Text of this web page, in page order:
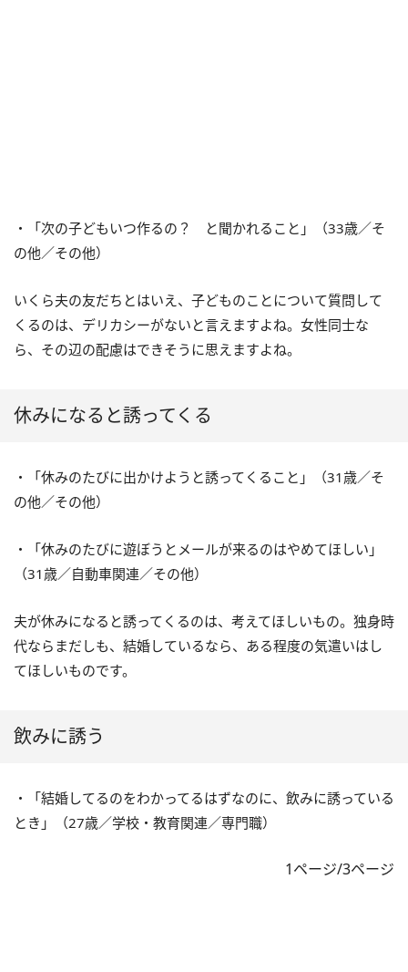
・「次の子どもいつ作るの？ と聞かれること」（33歳／そ
の他／その他）
いくら夫の友だちとはいえ、子どものことについて質問して
くるのは、デリカシーがないと言えますよね。女性同士な
ら、その辺の配慮はできそうに思えますよね。
休みになると誘ってくる
・「休みのたびに出かけようと誘ってくること」（31歳／そ
の他／その他）
・「休みのたびに遊ぼうとメールが来るのはやめてほしい」
（31歳／自動車関連／その他）
夫が休みになると誘ってくるのは、考えてほしいもの。独身時
代ならまだしも、結婚しているなら、ある程度の気遣いはし
てほしいものです。
飲みに誘う
・「結婚してるのをわかってるはずなのに、飲みに誘っている
とき」（27歳／学校・教育関連／専門職）
1ページ/3ページ